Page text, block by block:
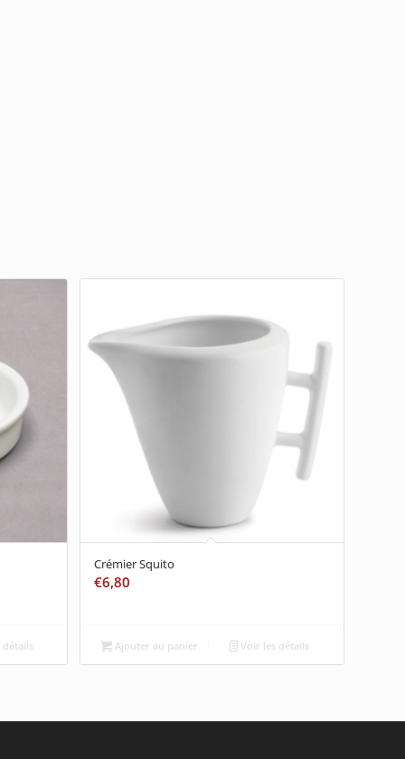
Crémier Squito
€6,80
Ajouter au panier Voir les détails